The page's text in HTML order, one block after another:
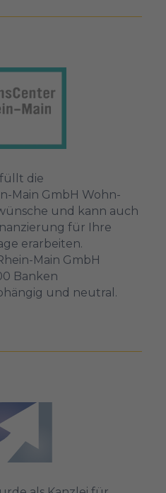
die
Main GmbH Wohn-
und kann auch
für Ihre
erarbeiten.
Main GmbH
Banken
und neutral.